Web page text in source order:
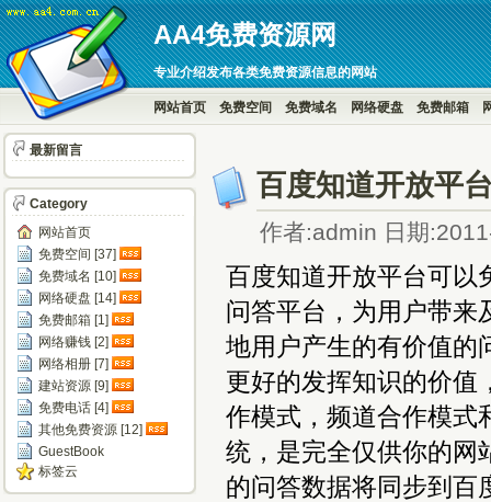
AA4免费资源网
专业介绍发布各类免费资源信息的网站
网站首页 免费空间 免费域名 网络硬盘 免费邮箱
百度知道开放平
作者:admin 日期
百度知道开放平台可以
问答平台，为用户带来
地用户产生的有价值的
更好的发挥知识的价值
作模式，频道合作模式
统，是完全仅供你的网
的问答数据将同步到百
最新留言
Category
网站首页
免费空间 [37]
免费域名 [10]
网络硬盘 [14]
免费邮箱 [1]
网络赚钱 [2]
网络相册 [7]
建站资源 [9]
免费电话 [4]
其他免费资源 [12]
GuestBook
标签云